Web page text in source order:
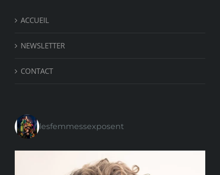
ACCUEIL
NEWSLETTER
CONTACT
lesfemmessexposent